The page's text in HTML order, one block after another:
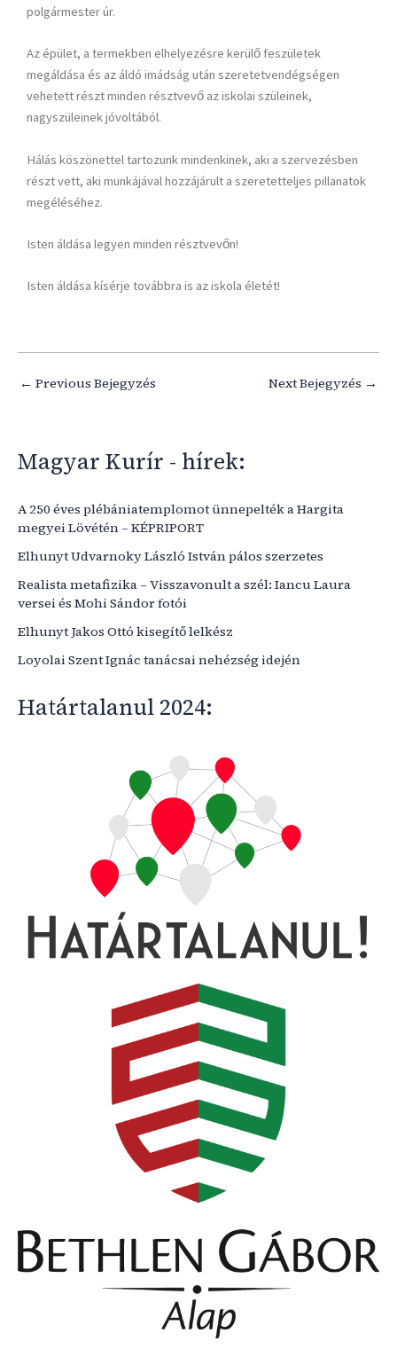
polgármester úr.
Az épület, a termekben elhelyezésre kerülő feszületek
megáldása és az áldó imádság után szeretetvendégségen
vehetett részt minden résztvevő az iskolai szüleinek,
nagyszüleinek jóvoltából.
Hálás köszönettel tartozunk mindenkinek, aki a szervezésben
részt vett, aki munkájával hozzájárult a szeretetteljes pillanatok
megéléséhez.
Isten áldása legyen minden résztvevőn!
Isten áldása kísérje továbbra is az iskola életét!
← Previous Bejegyzés Next Bejegyzés →
Magyar Kurír - hírek:
A 250 éves plébániatemplomot ünnepelték a Hargita
megyei Lövétén – KÉPRIPORT
Elhunyt Udvarnoky László István pálos szerzetes
Realista metafizika – Visszavonult a szél: Iancu Laura
versei és Mohi Sándor fotói
Elhunyt Jakos Ottó kisegítő lelkész
Loyolai Szent Ignác tanácsai nehézség idején
Határtalanul 2024: